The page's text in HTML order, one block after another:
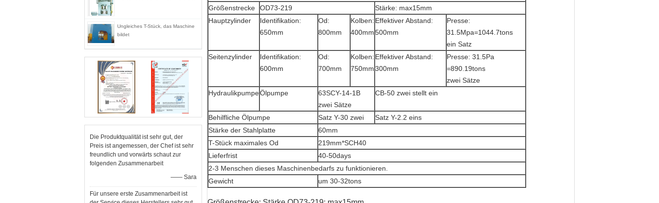
Ungleiches T-Stück, das Maschine
bildet
Die Produktqualität ist sehr gut, der
Preis ist angemessen, der Chef ist sehr
freundlich und vorwärts schaut zur
folgenden Zusammenarbeit
—— Sara
Für unsere erste Zusammenarbeit ist
Größenstrecke
OD73-219
Stärke: max15mm
Hauptzylinder
Identifikation:
650mm
Od:
800mm
Kolben:
400mm
Effektiver Abstand:
500mm
Presse:
31.5Mpa=1044.7tons
ein Satz
Seitenzylinder
Identifikation:
600mm
Od:
700mm
Kolben:
750mm
Effektiver Abstand:
300mm
Presse: 31.5Pa
=890.19tons
zwei Sätze
HydraulikpumpeÖlpumpe
63SCY-14-1B
zwei Sätze
CB-50 zwei stellt ein
Behilfliche Ölpumpe Satz Y-30 zwei
Satz Y-2.2 eins
Stärke der Stahlplatte
60mm
T-Stück maximales Od
219mm*SCH40
Lieferfrist
40-50days
2-3 Menschen dieses Maschinenbedarfs zu funktionieren.
Gewicht
um 30-32tons